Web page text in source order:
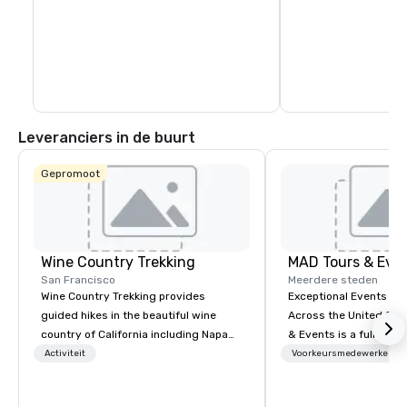
Leveranciers in de buurt
Gepromoot
Wine Country Trekking
San Francisco
Wine Country Trekking provides
guided hikes in the beautiful wine
country of California including Napa
and Sonoma Valleys. These
Activiteit
MAD Tours &
Meerdere steden
Exceptional Events &
Across the United States! MAD
& Events is a full-
Management
Voorkeursmedewerkers